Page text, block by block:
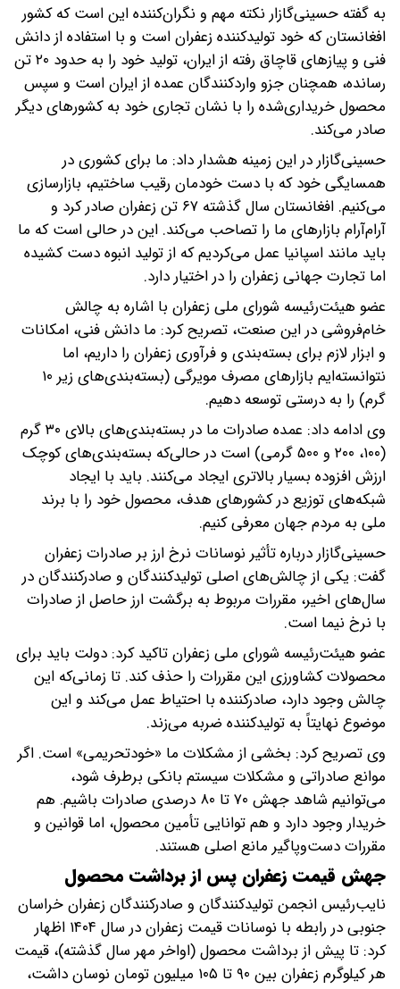
به گفته حسینی‌گازار نکته مهم و نگران‌کننده این است که کشور
افغانستان که خود تولیدکننده زعفران است و با استفاده از دانش
فنی و پیازهای قاچاق رفته از ایران، تولید خود را به حدود ۲۰ تن
رسانده، همچنان جزو واردکنندگان عمده از ایران است و سپس
محصول خریداری‌شده را با نشان تجاری خود به کشورهای دیگر
صادر می‌کند.
حسینی‌گازار در این زمینه هشدار داد: ما برای کشوری در
همسایگی خود که با دست خودمان رقیب ساختیم، بازارسازی
می‌کنیم. افغانستان سال گذشته ۶۷ تن زعفران صادر کرد و
آرام‌آرام بازارهای ما را تصاحب می‌کند. این در حالی است که ما
باید مانند اسپانیا عمل می‌کردیم که از تولید انبوه دست کشیده
اما تجارت جهانی زعفران را در اختیار دارد.
عضو هیئت‌رئیسه شورای ملی زعفران با اشاره به چالش
خام‌فروشی در این صنعت، تصریح کرد: ما دانش فنی، امکانات
و ابزار لازم برای بسته‌بندی و فرآوری زعفران را داریم، اما
نتوانسته‌ایم بازارهای مصرف مویرگی (بسته‌بندی‌های زیر ۱۰
گرم) را به درستی توسعه دهیم.
وی ادامه داد: عمده صادرات ما در بسته‌بندی‌های بالای ۳۰ گرم
(۱۰۰، ۲۰۰ و ۵۰۰ گرمی) است در حالی‌که بسته‌بندی‌های کوچک
ارزش افزوده بسیار بالاتری ایجاد می‌کنند. باید با ایجاد
شبکه‌های توزیع در کشورهای هدف، محصول خود را با برند
ملی به مردم جهان معرفی کنیم.
حسینی‌گازار درباره تأثیر نوسانات نرخ ارز بر صادرات زعفران
گفت: یکی از چالش‌های اصلی تولیدکنندگان و صادرکنندگان در
سال‌های اخیر، مقررات مربوط به برگشت ارز حاصل از صادرات
با نرخ نیما است.
عضو هیئت‌رئیسه شورای ملی زعفران تاکید کرد: دولت باید برای
محصولات کشاورزی این مقررات را حذف کند. تا زمانی‌که این
چالش وجود دارد، صادرکننده با احتیاط عمل می‌کند و این
موضوع نهایتاً به تولیدکننده ضربه می‌زند.
وی تصریح کرد: بخشی از مشکلات ما «خودتحریمی» است. اگر
موانع صادراتی و مشکلات سیستم بانکی برطرف شود،
می‌توانیم شاهد جهش ۷۰ تا ۸۰ درصدی صادرات باشیم. هم
خریدار وجود دارد و هم توانایی تأمین محصول، اما قوانین و
مقررات دست‌وپاگیر مانع اصلی هستند.
جهش قیمت زعفران پس از برداشت محصول
نایب‌رئیس انجمن تولیدکنندگان و صادرکنندگان زعفران خراسان
جنوبی در رابطه با نوسانات قیمت زعفران در سال ۱۴۰۴ اظهار
کرد: تا پیش از برداشت محصول (اواخر مهر سال گذشته)، قیمت
هر کیلوگرم زعفران بین ۹۰ تا ۱۰۵ میلیون تومان نوسان داشت،